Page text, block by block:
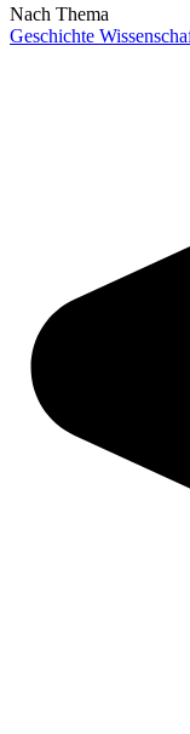
Nach Thema
Geschichte